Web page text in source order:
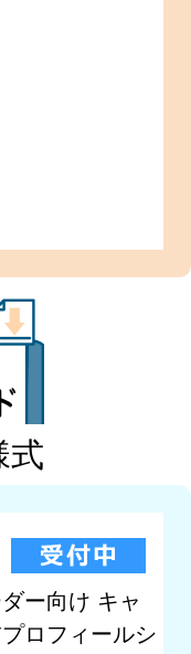
式